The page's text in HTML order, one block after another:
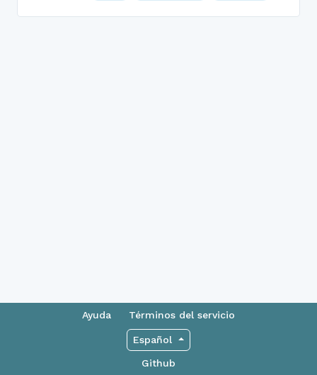
Ayuda Términos del servicio
Español
Github